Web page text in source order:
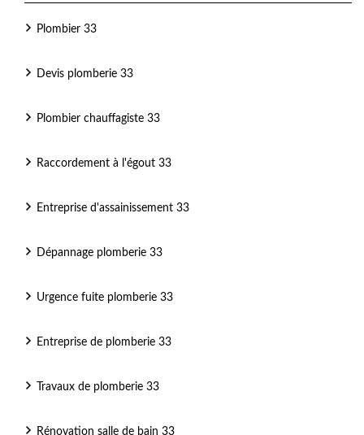
Plombier 33
Devis plomberie 33
Plombier chauffagiste 33
Raccordement à l'égout 33
Entreprise d'assainissement 33
Dépannage plomberie 33
Urgence fuite plomberie 33
Entreprise de plomberie 33
Travaux de plomberie 33
Rénovation salle de bain 33